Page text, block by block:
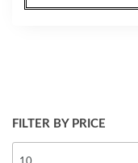
FILTER BY PRICE